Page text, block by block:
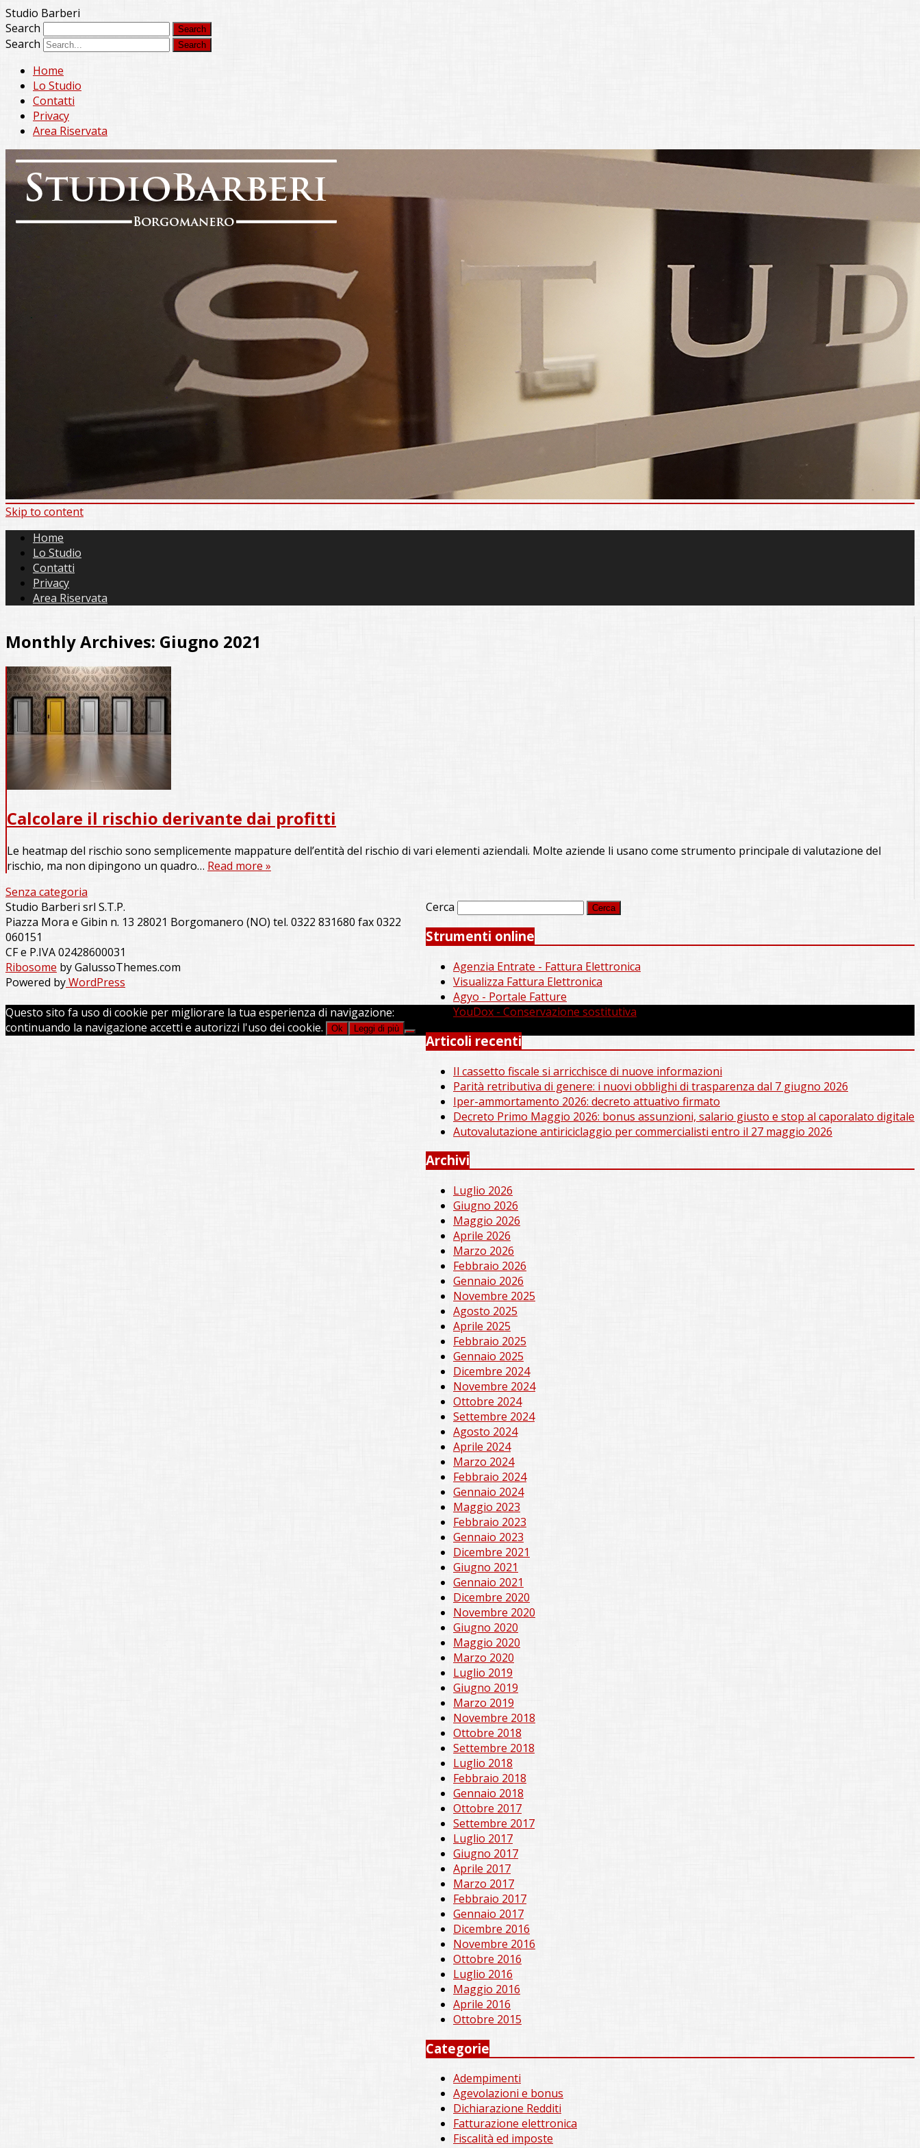
Studio Barberi
Search
Search
Home
Lo Studio
Contatti
Privacy
Area Riservata
Skip to content
Home
Lo Studio
Contatti
Privacy
Area Riservata
Monthly Archives: Giugno 2021
Calcolare il rischio derivante dai profitti
Le heatmap del rischio sono semplicemente mappature dell’entità del rischio di vari elementi aziendali. Molte aziende li usano come strumento principale di valutazione del
rischio, ma non dipingono un quadro… Read more »
Senza categoria
Cerca
Strumenti online
Agenzia Entrate - Fattura Elettronica
Visualizza Fattura Elettronica
Agyo - Portale Fatture
YouDox - Conservazione sostitutiva
Articoli recenti
Il cassetto fiscale si arricchisce di nuove informazioni
Parità retributiva di genere: i nuovi obblighi di trasparenza dal 7 giugno 2026
Iper-ammortamento 2026: decreto attuativo firmato
Decreto Primo Maggio 2026: bonus assunzioni, salario giusto e stop al caporalato digitale
Autovalutazione antiriciclaggio per commercialisti entro il 27 maggio 2026
Archivi
Luglio 2026
Giugno 2026
Maggio 2026
Aprile 2026
Marzo 2026
Febbraio 2026
Gennaio 2026
Novembre 2025
Agosto 2025
Aprile 2025
Febbraio 2025
Gennaio 2025
Dicembre 2024
Novembre 2024
Ottobre 2024
Settembre 2024
Agosto 2024
Aprile 2024
Marzo 2024
Febbraio 2024
Gennaio 2024
Maggio 2023
Febbraio 2023
Gennaio 2023
Dicembre 2021
Giugno 2021
Gennaio 2021
Dicembre 2020
Novembre 2020
Giugno 2020
Maggio 2020
Marzo 2020
Luglio 2019
Giugno 2019
Marzo 2019
Novembre 2018
Ottobre 2018
Settembre 2018
Luglio 2018
Febbraio 2018
Gennaio 2018
Ottobre 2017
Settembre 2017
Luglio 2017
Giugno 2017
Aprile 2017
Marzo 2017
Febbraio 2017
Gennaio 2017
Dicembre 2016
Novembre 2016
Ottobre 2016
Luglio 2016
Maggio 2016
Aprile 2016
Ottobre 2015
Categorie
Adempimenti
Agevolazioni e bonus
Dichiarazione Redditi
Fatturazione elettronica
Fiscalità ed imposte
Studio Barberi srl S.T.P.
Piazza Mora e Gibin n. 13 28021 Borgomanero (NO) tel. 0322 831680 fax 0322
060151
CF e P.IVA 02428600031
Ribosome by GalussoThemes.com
Powered byWordPress
Questo sito fa uso di cookie per migliorare la tua esperienza di navigazione:
continuando la navigazione accetti e autorizzi l'uso dei cookie.
Ok Leggi di più